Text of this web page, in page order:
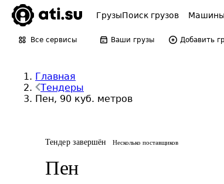
ГрузыПоиск грузов Машины
Все сервисы Ваши грузы Добавить
Главная
Тендеры
Пен, 90 куб. метров
Тендер завершён Несколько поставщиков
Пен